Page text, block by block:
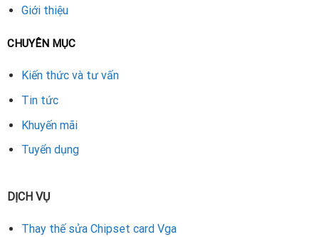
Repair Card Vga, khách hàng sẽ hoàn toàn yên tâm về chất
Giới thiệu
CHUYÊN MỤC
Kiến thức và tư vấn
Tin tức
Khuyến mãi
Tuyển dụng
DỊCH VỤ
Thay thế sửa Chipset card Vga